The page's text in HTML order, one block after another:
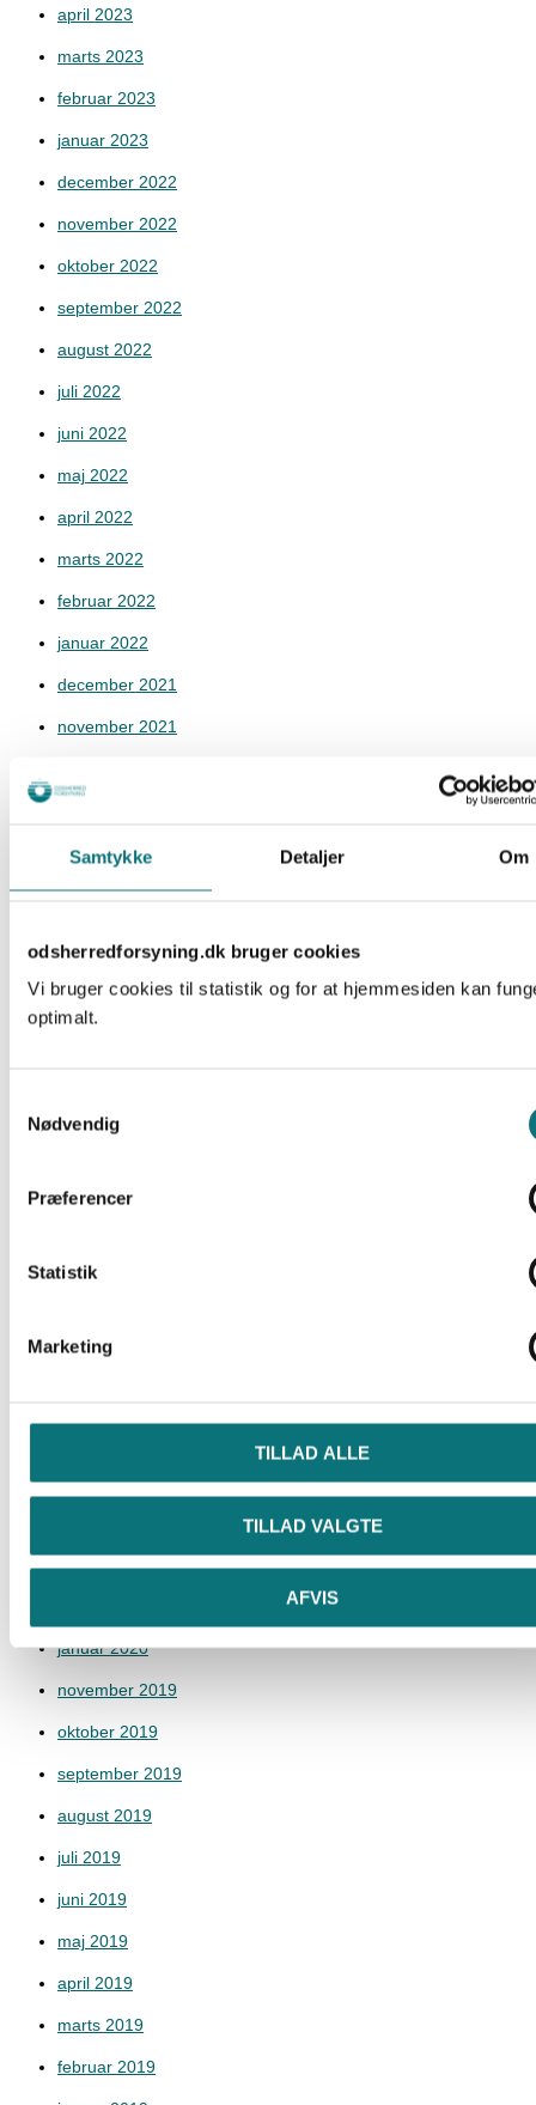
Samtykke Detaljer Om
odsherredforsyning.dk bruger cookies
Vi bruger cookies til statistik og for at hjemmesiden kan
optimalt.
Nødvendig
Præferencer
Statistik
Marketing
TILLAD ALLE
TILLAD VALGTE
AFVIS
april 2023
marts 2023
februar 2023
januar 2023
december 2022
november 2022
oktober 2022
september 2022
august 2022
juli 2022
juni 2022
maj 2022
april 2022
marts 2022
februar 2022
januar 2022
december 2021
november 2021
august 2021
juli 2021
april 2021
december 2020
oktober 2020
august 2020
maj 2020
marts 2020
januar 2020
november 2019
oktober 2019
september 2019
august 2019
juli 2019
juni 2019
maj 2019
april 2019
marts 2019
februar 2019